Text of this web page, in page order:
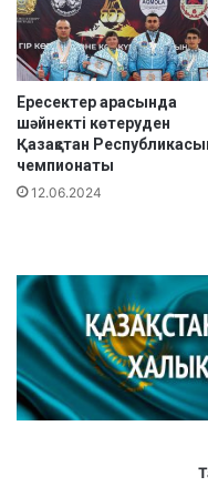
у
д
е
н
т
т
е
р
а
ы
д
I
V
Ересектер арасында
шәйнекті көтеруден
Қазақстан
чемпионаты
12.06.2024